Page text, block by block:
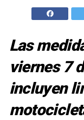
Las
viernes 7
incluyen